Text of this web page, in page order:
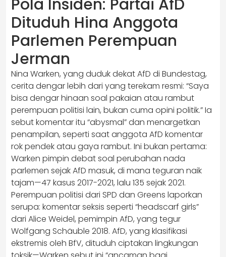
Pola Insiden: Partai AfD
Dituduh Hina Anggota
Parlemen Perempuan
Jerman
Nina Warken, yang duduk dekat AfD di Bundestag,
cerita dengar lebih dari yang terekam resmi: “Saya
bisa dengar hinaan soal pakaian atau rambut
perempuan politisi lain, bukan cuma opini politik.” Ia
sebut komentar itu “abysmal” dan menargetkan
penampilan, seperti saat anggota AfD komentar
rok pendek atau gaya rambut. Ini bukan pertama:
Warken pimpin debat soal perubahan nada
parlemen sejak AfD masuk, di mana teguran naik
tajam—47 kasus 2017-2021, lalu 135 sejak 2021.
Perempuan politisi dari SPD dan Greens laporkan
serupa: komentar seksis seperti “headscarf girls”
dari Alice Weidel, pemimpin AfD, yang tegur
Wolfgang Schäuble 2018. AfD, yang klasifikasi
ekstremis oleh BfV, dituduh ciptakan lingkungan